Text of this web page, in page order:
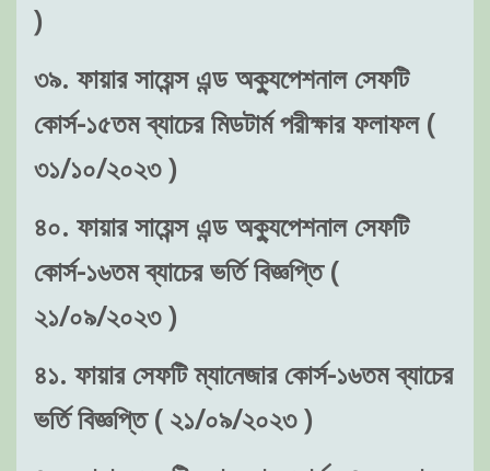
)
৩৯. ফায়ার সায়েন্স এন্ড অক্যুপেশনাল সেফটি
কোর্স-১৫তম ব্যাচের মিডটার্ম পরীক্ষার ফলাফল (
৩১/১০/২০২৩ )
৪০. ফায়ার সায়েন্স এন্ড অক্যুপেশনাল সেফটি
কোর্স-১৬তম ব্যাচের ভর্তি বিজ্ঞপ্তি (
২১/০৯/২০২৩ )
৪১. ফায়ার সেফটি ম্যানেজার কোর্স-১৬তম ব্যাচের
ভর্তি বিজ্ঞপ্তি ( ২১/০৯/২০২৩ )